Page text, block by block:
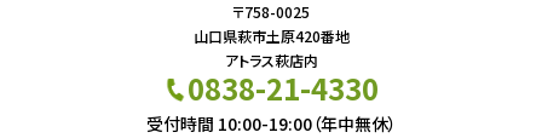
〒758-0025
山口県萩市土原420番地
アトラス萩店内
0838-21-4330
受付時間 10:00-19:00（年中無休）